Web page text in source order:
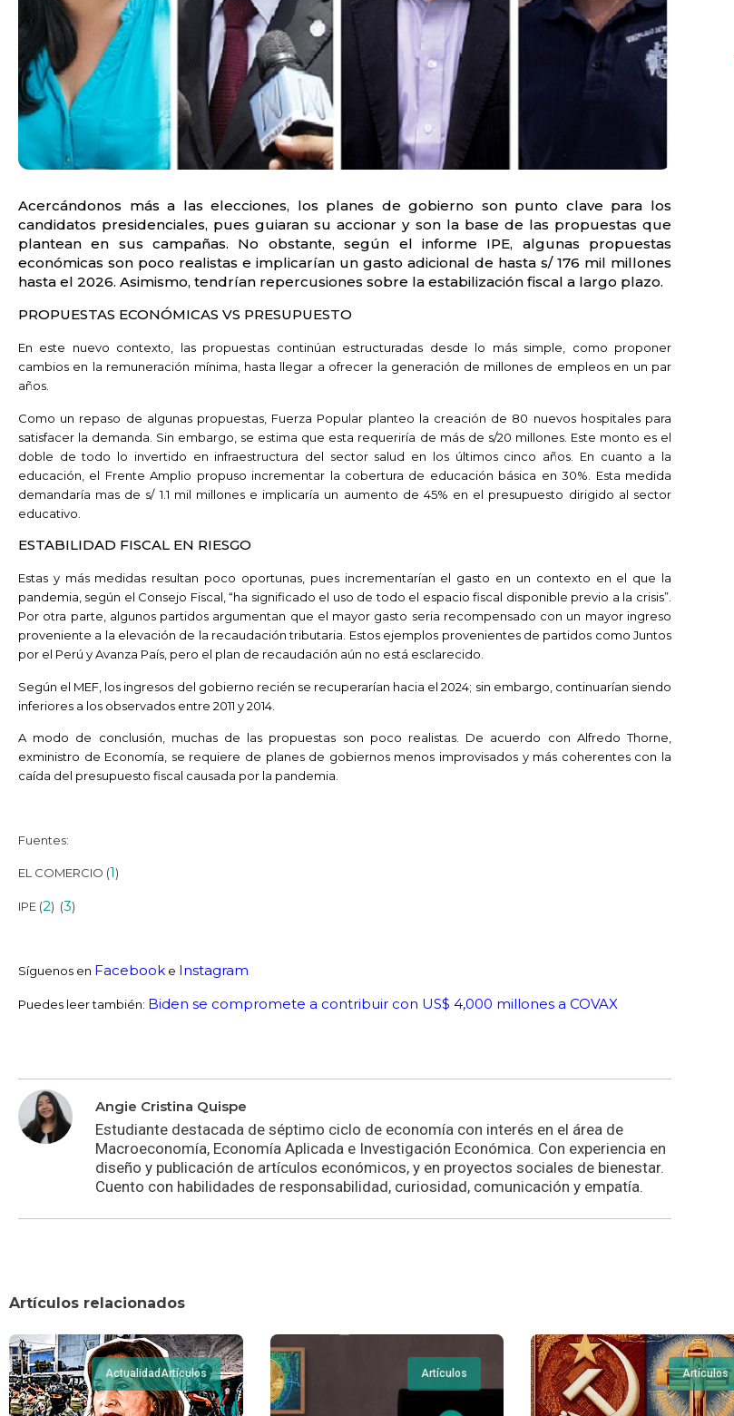
Acercándonos más a las elecciones, los planes de gobierno son punto clave para los
candidatos presidenciales, pues guiaran su accionar y son la base de las propuestas que
plantean en sus campañas. No obstante, según el informe IPE, algunas propuestas
económicas son poco realistas e implicarían un gasto adicional de hasta s/ 176 mil millones
hasta el 2026. Asimismo, tendrían repercusiones sobre la estabilización fiscal a largo plazo.
PROPUESTAS ECONÓMICAS VS PRESUPUESTO
En este nuevo contexto, las propuestas continúan estructuradas desde lo más simple, como proponer
cambios en la remuneración mínima, hasta llegar a ofrecer la generación de millones de empleos en un par
años.
Como un repaso de algunas propuestas, Fuerza Popular planteo la creación de 80 nuevos hospitales para
satisfacer la demanda. Sin embargo, se estima que esta requeriría de más de s/20 millones. Este monto es el
doble de todo lo invertido en infraestructura del sector salud en los últimos cinco años. En cuanto a la
educación, el Frente Amplio propuso incrementar la cobertura de educación básica en 30%. Esta medida
demandaría mas de s/ 1.1 mil millones e implicaría un aumento de 45% en el presupuesto dirigido al sector
educativo.
ESTABILIDAD FISCAL EN RIESGO
Estas y más medidas resultan poco oportunas, pues incrementarían el gasto en un contexto en el que la
pandemia, según el Consejo Fiscal, “ha significado el uso de todo el espacio fiscal disponible previo a la crisis”.
Por otra parte, algunos partidos argumentan que el mayor gasto seria recompensado con un mayor ingreso
proveniente a la elevación de la recaudación tributaria. Estos ejemplos provenientes de partidos como Juntos
por el Perú y Avanza País, pero el plan de recaudación aún no está esclarecido.
Según el MEF, los ingresos del gobierno recién se recuperarían hacia el 2024; sin embargo, continuarían siendo
inferiores a los observados entre 2011 y 2014.
A modo de conclusión, muchas de las propuestas son poco realistas. De acuerdo con Alfredo Thorne,
exministro de Economía, se requiere de planes de gobiernos menos improvisados y más coherentes con la
caída del presupuesto fiscal causada por la pandemia.
Fuentes:
EL COMERCIO (1)
IPE (2) (3)
Síguenos en Facebook e Instagram
Puedes leer también: Biden se compromete a contribuir con US$ 4,000 millones a COVAX
Angie Cristina Quispe
Estudiante destacada de séptimo ciclo de economía con interés en el área de
Macroeconomía, Economía Aplicada e Investigación Económica. Con experiencia en
diseño y publicación de artículos económicos, y en proyectos sociales de bienestar.
Cuento con habilidades de responsabilidad, curiosidad, comunicación y empatía.
Artículos relacionados
ActualidadArtículos Artículos Artículos